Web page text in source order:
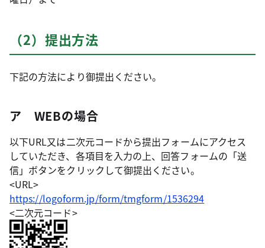
（2）提出方法
下記の方法により御提出ください。
ア WEBの場合
以下URL又は二次元コードから提出フォームにアクセス
していただき、各項目を入力の上、回答フォームの「送
信」ボタンをクリックして御提出ください。
<URL>
https://logoform.jp/form/tmgform/1536294
<二次元コード>